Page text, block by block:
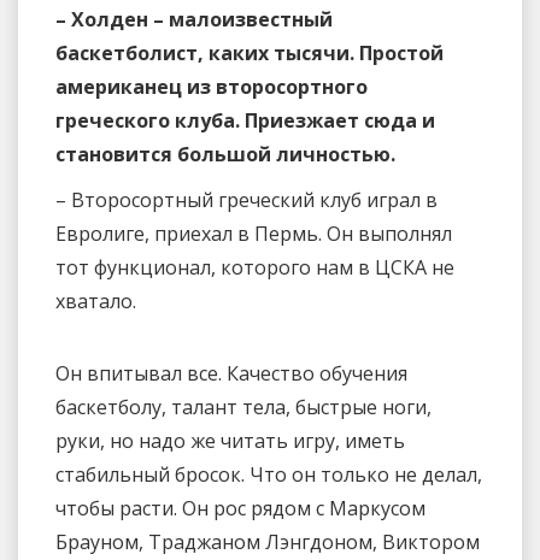
– Холден – малоизвестный
баскетболист, каких тысячи. Простой
американец из второсортного
греческого клуба. Приезжает сюда и
становится большой личностью.
– Второсортный греческий клуб играл в
Евролиге, приехал в Пермь. Он выполнял
тот функционал, которого нам в ЦСКА не
хватало.
Он впитывал все. Качество обучения
баскетболу, талант тела, быстрые ноги,
руки, но надо же читать игру, иметь
стабильный бросок. Что он только не делал,
чтобы расти. Он рос рядом с Маркусом
Брауном, Траджаном Лэнгдоном, Виктором